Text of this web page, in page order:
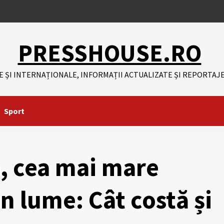
PRESSHOUSE.RO
ȘI INTERNAȚIONALE, INFORMAȚII ACTUALIZATE ȘI
Sport
cea mai mare
lume: Cât costă și